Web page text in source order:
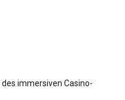
immersiven Casino-